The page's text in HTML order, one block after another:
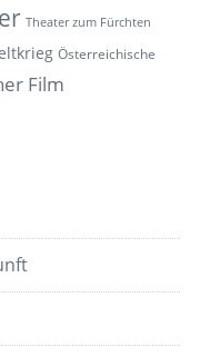
Theater zum Fürchten
Österreichische
Film